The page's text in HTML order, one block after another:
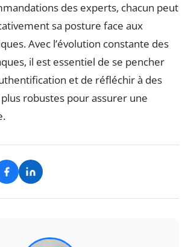
des experts, chacun peut
sa posture face aux
Avec l’évolution constante des
il est essentiel de se pencher
et de réfléchir à des
robustes pour assurer une